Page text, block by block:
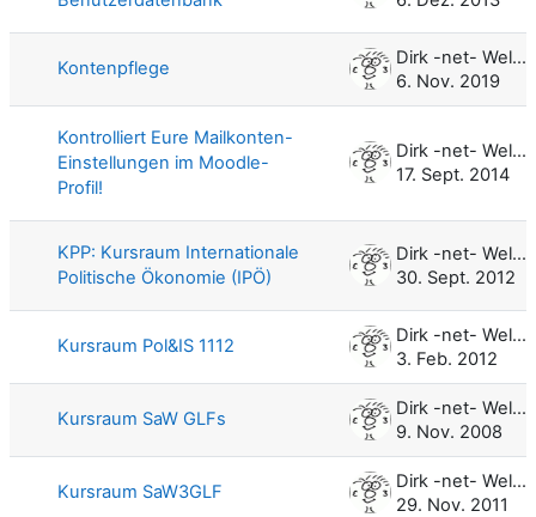
Kontenpflege
Dirk -net- Weller
6. Nov. 2019
Kontrolliert Eure Mailkonten-
Einstellungen im Moodle-
Profil!
Dirk -net- Weller
17. Sept. 2014
KPP: Kursraum Internationale
Politische Ökonomie (IPÖ)
Dirk -net- Weller
30. Sept. 2012
Kursraum Pol&IS 1112
Dirk -net- Weller
3. Feb. 2012
Kursraum SaW GLFs
Dirk -net- Weller
9. Nov. 2008
Kursraum SaW3GLF
Dirk -net- Weller
29. Nov. 2011